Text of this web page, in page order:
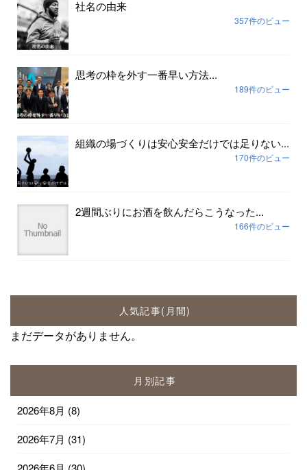
社名の由来
357件のビュー
思考の枠を外す一番早い方法...
189件のビュー
組織の場づくりは安心安全だけでは足りない...
170件のビュー
2週間ぶりにお酒を飲んだらこうなった...
166件のビュー
人気記事(月間)
まだデータがありません。
月別記事
2026年8月 (8)
2026年7月 (31)